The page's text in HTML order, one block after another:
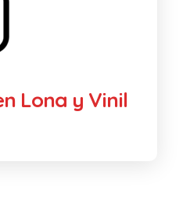
Lona y Vinil